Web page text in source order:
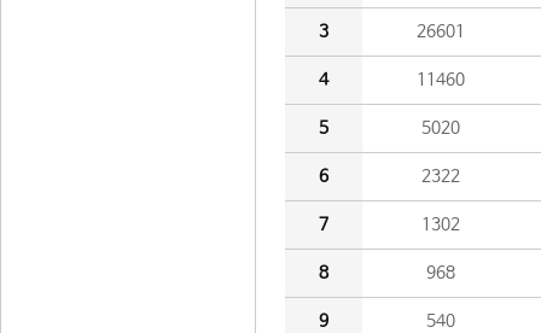
3 26601
4 11460
5 5020
6 2322
7 1302
8 968
9 540